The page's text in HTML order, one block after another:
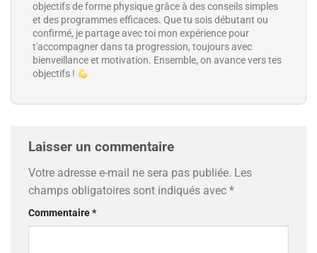
objectifs de forme physique grâce à des conseils simples
et des programmes efficaces. Que tu sois débutant ou
confirmé, je partage avec toi mon expérience pour
t'accompagner dans ta progression, toujours avec
bienveillance et motivation. Ensemble, on avance vers tes
objectifs !
Laisser un commentaire
Votre adresse e-mail ne sera pas publiée. Les
champs obligatoires sont indiqués avec *
Commentaire*